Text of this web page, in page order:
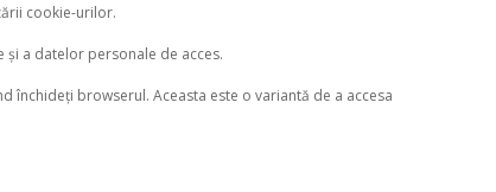
cookie-urilor.
a datelor personale de acces.
închideți browserul. Aceasta este o variantă de a accesa